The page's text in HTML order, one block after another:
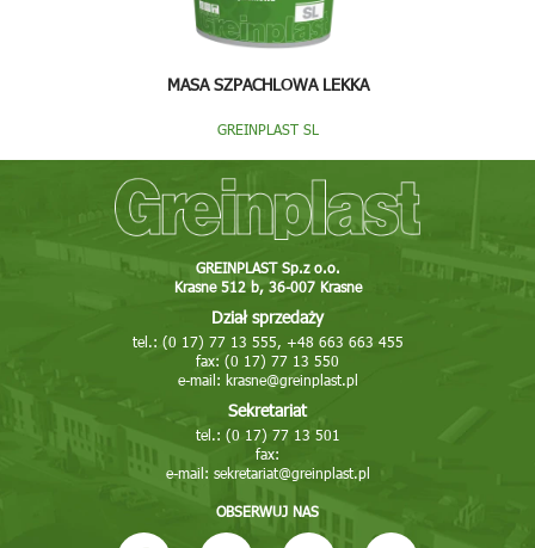
MASA SZPACHLOWA LEKKA
GREINPLAST SL
GREINPLAST Sp.z o.o.
Krasne 512 b, 36-007 Krasne
Dział sprzedaży
tel.: (0 17) 77 13 555, +48 663 663 455
fax: (0 17) 77 13 550
e-mail: krasne@greinplast.pl
Sekretariat
tel.: (0 17) 77 13 501
fax:
e-mail: sekretariat@greinplast.pl
OBSERWUJ NAS